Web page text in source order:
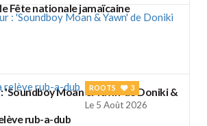
Fête nationale jamaïcaine
'Soundboy Moan & Yawn' de Doniki &
ROOTS 3
Le 5 Août 2026
rub-a-dub